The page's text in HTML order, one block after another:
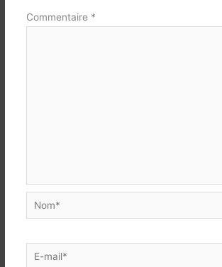
Commentaire *
Nom*
E-